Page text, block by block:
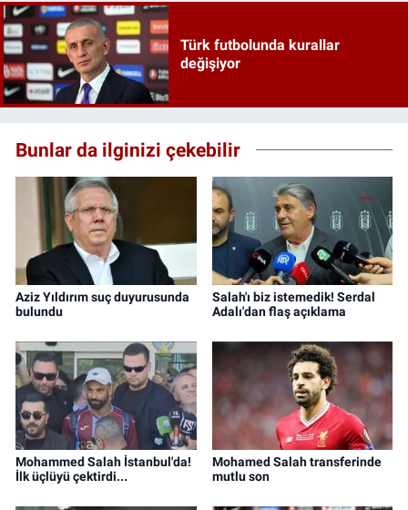
Türk futbolunda kurallar
değişiyor
Bunlar da ilginizi çekebilir
Aziz Yıldırım suç duyurusunda
bulundu
Salah'ı biz istemedik! Serdal
Adalı'dan flaş açıklama
Mohammed Salah İstanbul'da!
İlk üçlüyü çektirdi...
Mohamed Salah transferinde
mutlu son